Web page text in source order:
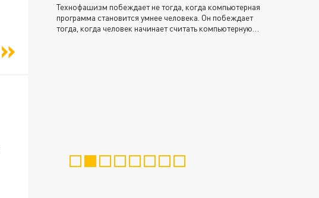
Технофашизм побеждает не тогда, когда компьютерная
программа становится умнее человека. Он побеждает
тогда, когда человек начинает считать компьютерную